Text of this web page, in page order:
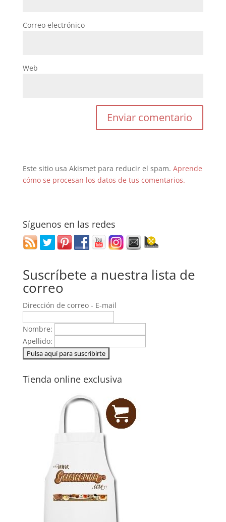
Correo electrónico
Web
Este sitio usa Akismet para reducir el spam. Aprende
cómo se procesan los datos de tus comentarios.
Síguenos en las redes
Suscríbete a nuestra lista de
correo
Dirección de correo - E-mail
Nombre:
Apellido:
Tienda online exclusiva